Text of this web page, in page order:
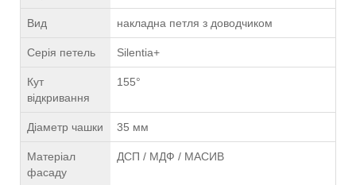
Вид накладна петля з доводчиком
Серія петель Silentia+
Кут
відкривання
155°
Діаметр чашки 35 мм
Матеріал
фасаду
ДСП / МДФ / МАСИВ